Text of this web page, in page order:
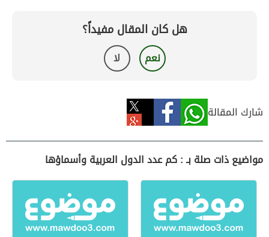
هل كان المقال مفيداً؟
نعم لا
شارك المقالة
مواضيع ذات صلة بـ : كم عدد الدول العربية وأسماؤها